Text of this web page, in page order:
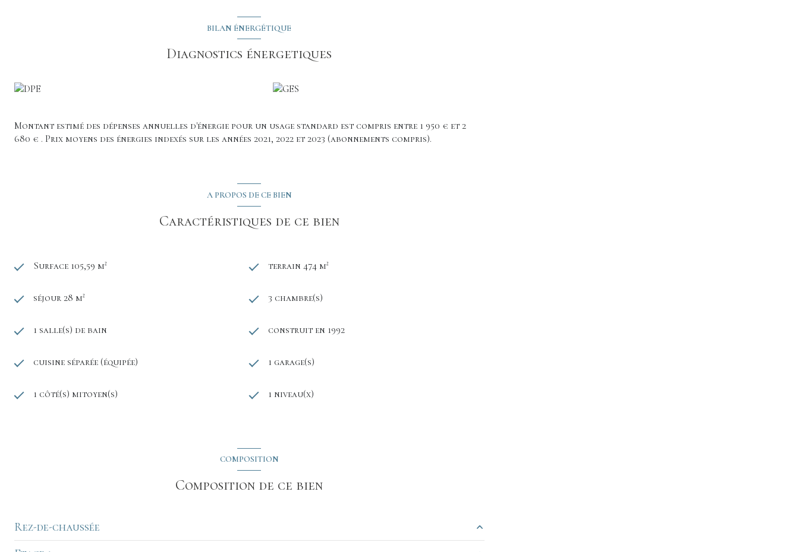
BILAN ÉNERGÉTIQUE
Diagnostics énergetiques
Montant estimé des dépenses annuelles d'énergie pour un usage standard est compris entre 1 950 € et 2
680 € . Prix moyens des énergies indexés sur les années 2021, 2022 et 2023 (abonnements compris).
A PROPOS DE CE BIEN
Caractéristiques de ce bien
Surface 105,59 m² terrain 474 m²
séjour 28 m² 3 chambre(s)
1 salle(s) de bain construit en 1992
cuisine séparée (équipée) 1 garage(s)
1 côté(s) mitoyen(s) 1 niveau(x)
COMPOSITION
Composition de ce bien
Rez-de-chaussée